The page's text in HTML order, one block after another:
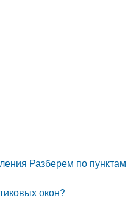
Разберем по
окон?